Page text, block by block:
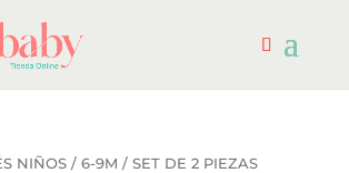
NIÑOS/ 6-9M / SET DE 2 PIEZAS